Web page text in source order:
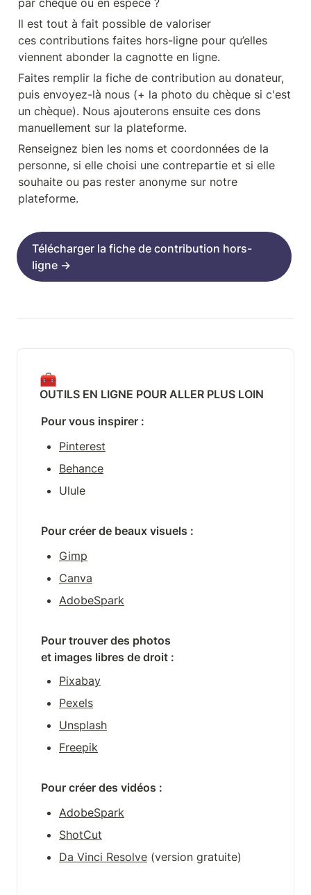
par chèque ou en espèce ?
Il est tout à fait possible de valoriser
ces contributions faites hors-ligne pour qu’elles
viennent abonder la cagnotte en ligne.
Faites remplir la fiche de contribution au donateur,
puis envoyez-là nous (+ la photo du chèque si c'est
un chèque). Nous ajouterons ensuite ces dons
manuellement sur la plateforme.
Renseignez bien les noms et coordonnées de la
personne, si elle choisi une contrepartie et si elle
souhaite ou pas rester anonyme sur notre
plateforme.
Télécharger la fiche de contribution hors-
ligne →
🧰
OUTILS EN LIGNE POUR ALLER PLUS LOIN
Pour vous inspirer :
Pinterest
Behance
Ulule
Pour créer de beaux visuels :
Gimp
Canva
AdobeSpark
Pour trouver des photos
et images libres de droit :
Pixabay
Pexels
Unsplash
Freepik
Pour créer des vidéos :
AdobeSpark
ShotCut
Da Vinci Resolve (version gratuite)